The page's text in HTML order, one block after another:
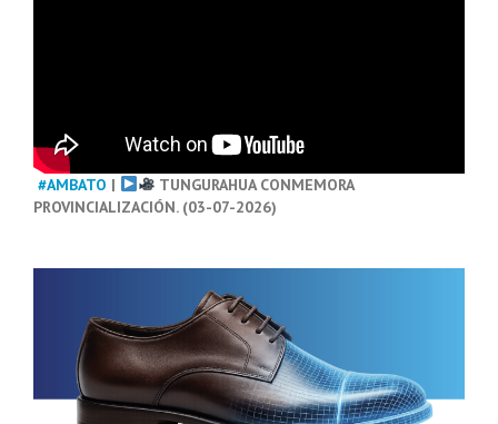
#AMBATO |
TUNGURAHUA CONMEMORA
PROVINCIALIZACIÓN. (03-07-2026)